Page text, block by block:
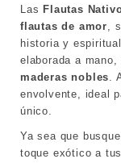
Las Flautas
flautas de amor,
historia y
elaborada a
maderas nobles.
envolvente, ideal
único.
Ya sea que
toque exótico a